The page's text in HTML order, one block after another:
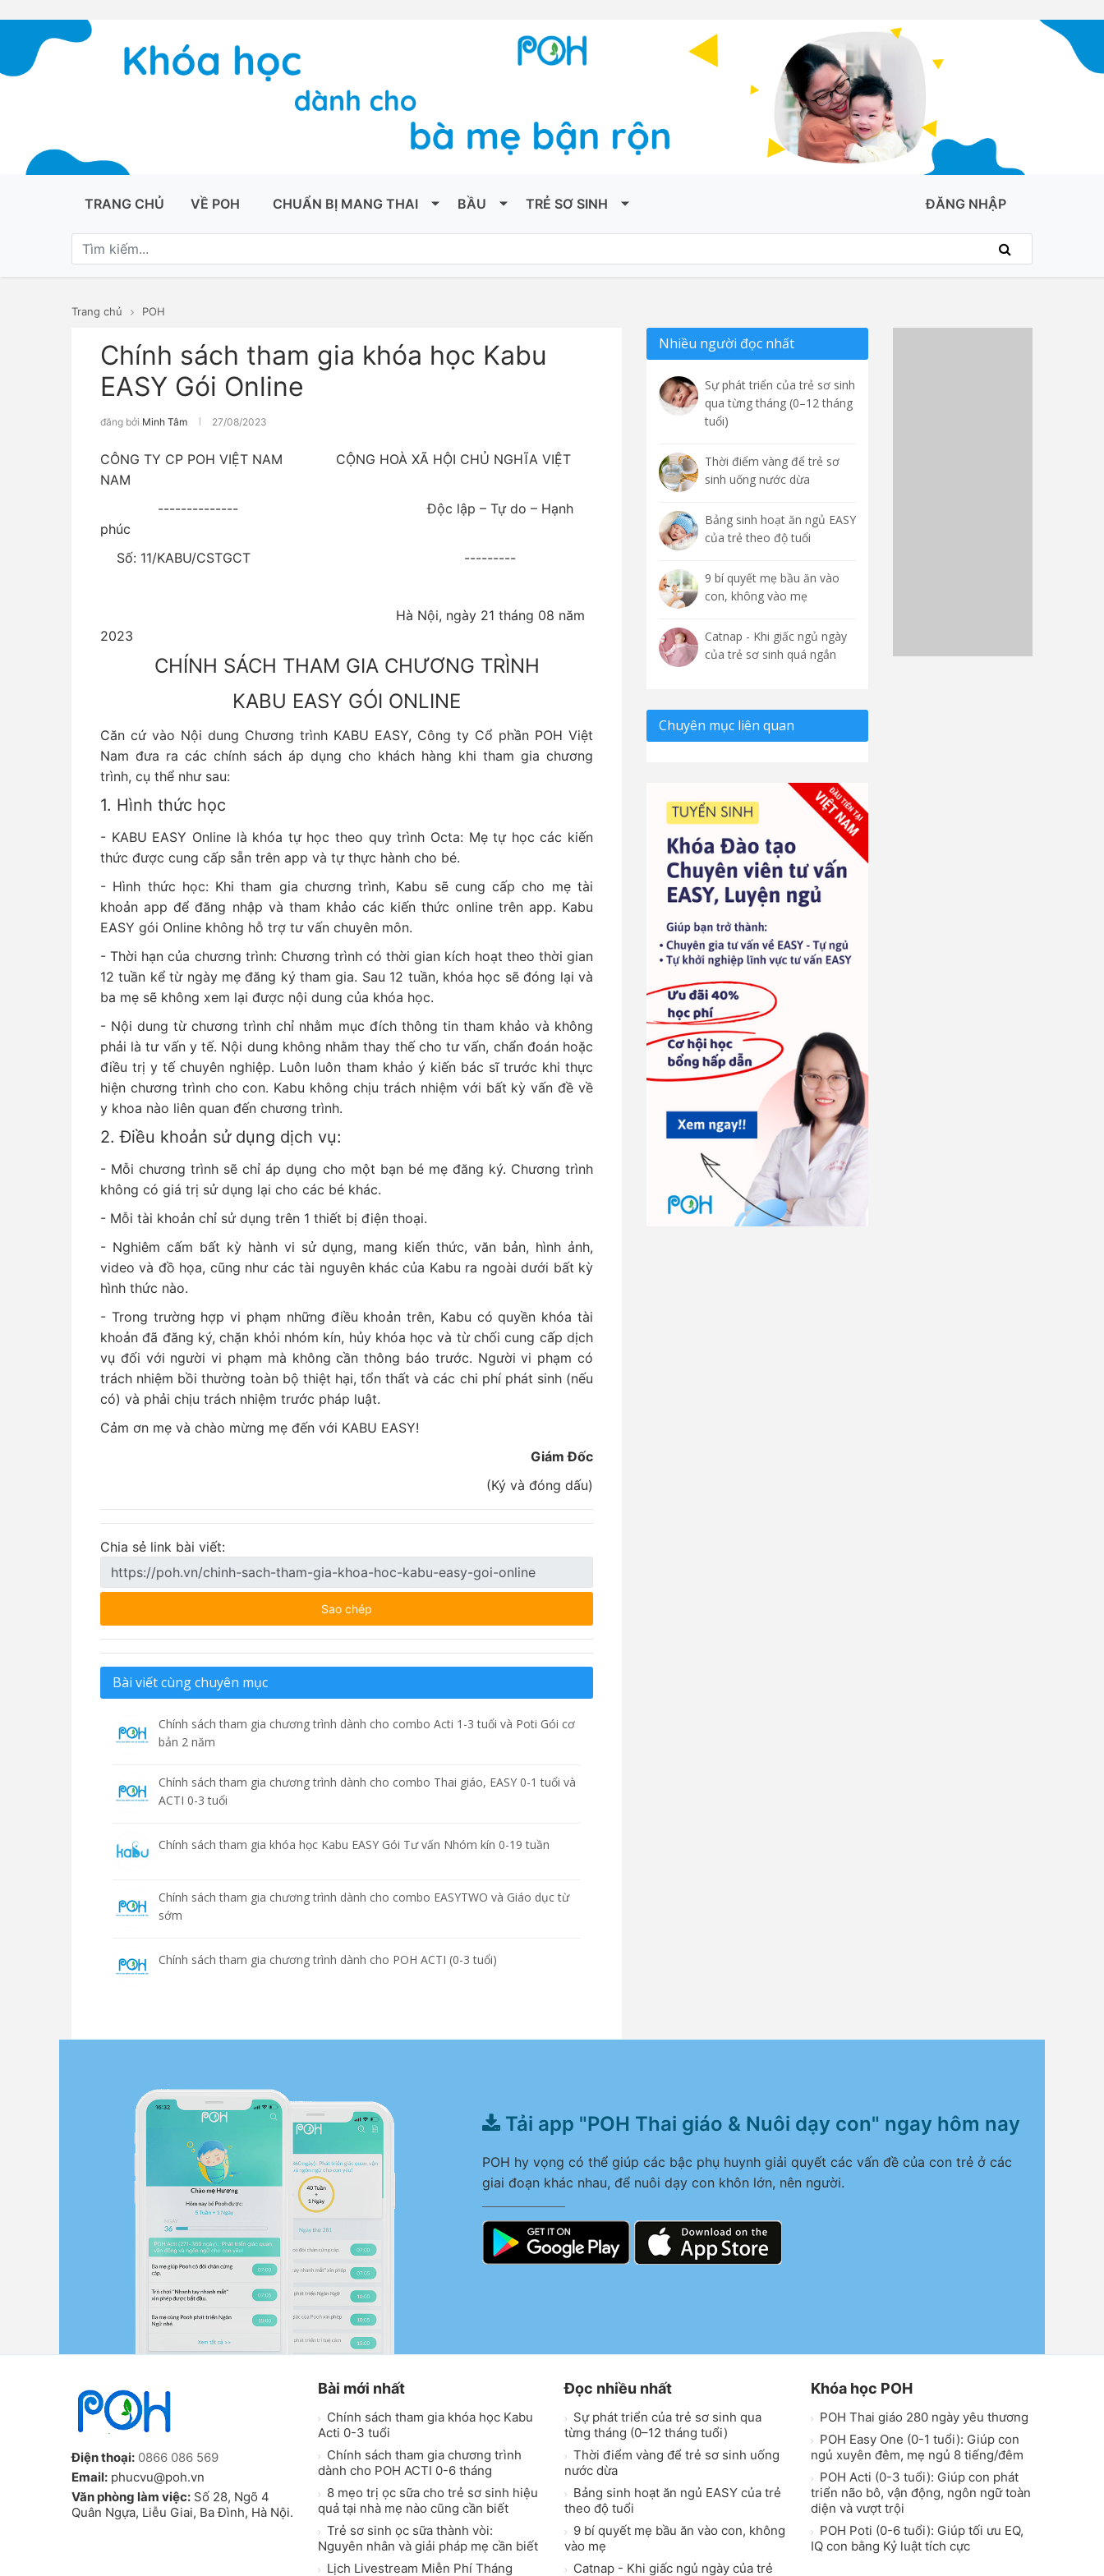
TRANG CHỦ VỀ POH CHUẨN BỊ MANG THAI BẦU TRẺ SƠ SINH ĐĂNG NHẬP
Trang chủ POH
Chính sách tham gia khóa học Kabu
EASY Gói Online
đăng bởi Minh Tâm 27/08/2023
CÔNG TY CP POH VIỆT NAM CỘNG HOÀ XÃ HỘI CHỦ NGHĨA VIỆT
NAM
-------------- Độc lập – Tự do – Hạnh
phúc
Số: 11/KABU/CSTGCT ---------
Hà Nội, ngày 21 tháng 08 năm
2023
CHÍNH SÁCH THAM GIA CHƯƠNG TRÌNH
KABU EASY GÓI ONLINE
Căn cứ vào Nội dung Chương trình KABU EASY, Công ty Cổ phần POH Việt
Nam đưa ra các chính sách áp dụng cho khách hàng khi tham gia chương
trình, cụ thể như sau:
1. Hình thức học
- KABU EASY Online là khóa tự học theo quy trình Octa: Mẹ tự học các kiến
thức được cung cấp sẵn trên app và tự thực hành cho bé.
- Hình thức học: Khi tham gia chương trình, Kabu sẽ cung cấp cho mẹ tài
khoản app để đăng nhập và tham khảo các kiến thức online trên app. Kabu
EASY gói Online không hỗ trợ tư vấn chuyên môn.
- Thời hạn của chương trình: Chương trình có thời gian kích hoạt theo thời gian
12 tuần kể từ ngày mẹ đăng ký tham gia. Sau 12 tuần, khóa học sẽ đóng lại và
ba mẹ sẽ không xem lại được nội dung của khóa học.
- Nội dung từ chương trình chỉ nhằm mục đích thông tin tham khảo và không
phải là tư vấn y tế. Nội dung không nhằm thay thế cho tư vấn, chẩn đoán hoặc
điều trị y tế chuyên nghiệp. Luôn luôn tham khảo ý kiến bác sĩ trước khi thực
hiện chương trình cho con. Kabu không chịu trách nhiệm với bất kỳ vấn đề về
y khoa nào liên quan đến chương trình.
2. Điều khoản sử dụng dịch vụ:
- Mỗi chương trình sẽ chỉ áp dụng cho một bạn bé mẹ đăng ký. Chương trình
không có giá trị sử dụng lại cho các bé khác.
- Mỗi tài khoản chỉ sử dụng trên 1 thiết bị điện thoại.
- Nghiêm cấm bất kỳ hành vi sử dụng, mang kiến thức, văn bản, hình ảnh,
video và đồ họa, cũng như các tài nguyên khác của Kabu ra ngoài dưới bất kỳ
hình thức nào.
- Trong trường hợp vi phạm những điều khoản trên, Kabu có quyền khóa tài
khoản đã đăng ký, chặn khỏi nhóm kín, hủy khóa học và từ chối cung cấp dịch
vụ đối với người vi phạm mà không cần thông báo trước. Người vi phạm có
trách nhiệm bồi thường toàn bộ thiệt hại, tổn thất và các chi phí phát sinh (nếu
có) và phải chịu trách nhiệm trước pháp luật.
Cảm ơn mẹ và chào mừng mẹ đến với KABU EASY!
Giám Đốc
(Ký và đóng dấu)
Chia sẻ link bài viết:
Sao chép
Bài viết cùng chuyên mục
Chính sách tham gia chương trình dành cho combo Acti 1-3 tuổi và Poti Gói cơ
bản 2 năm
Chính sách tham gia chương trình dành cho combo Thai giáo, EASY 0-1 tuổi và
ACTI 0-3 tuổi
Chính sách tham gia khóa học Kabu EASY Gói Tư vấn Nhóm kín 0-19 tuần
Chính sách tham gia chương trình dành cho combo EASYTWO và Giáo dục từ
sớm
Chính sách tham gia chương trình dành cho POH ACTI (0-3 tuổi)
Nhiều người đọc nhất
Sự phát triển của trẻ sơ sinh
qua từng tháng (0–12 tháng
tuổi)
Thời điểm vàng để trẻ sơ
sinh uống nước dừa
Bảng sinh hoạt ăn ngủ EASY
của trẻ theo độ tuổi
9 bí quyết mẹ bầu ăn vào
con, không vào mẹ
Catnap - Khi giấc ngủ ngày
của trẻ sơ sinh quá ngắn
Chuyên mục liên quan
Tải app "POH Thai giáo & Nuôi dạy con" ngay hôm nay
POH hy vọng có thể giúp các bậc phụ huynh giải quyết các vấn đề của con trẻ ở các
giai đoạn khác nhau, để nuôi dạy con khôn lớn, nên người.
Điện thoại: 0866 086 569
Email: phucvu@poh.vn
Văn phòng làm việc: Số 28, Ngõ 4
Quân Ngựa, Liễu Giai, Ba Đình, Hà Nội.
Bài mới nhất
Chính sách tham gia khóa học Kabu
Acti 0-3 tuổi
Chính sách tham gia chương trình
dành cho POH ACTI 0-6 tháng
8 mẹo trị ọc sữa cho trẻ sơ sinh hiệu
quả tại nhà mẹ nào cũng cần biết
Trẻ sơ sinh ọc sữa thành vòi:
Nguyên nhân và giải pháp mẹ cần biết
Lịch Livestream Miễn Phí Tháng
Đọc nhiều nhất
Sự phát triển của trẻ sơ sinh qua
từng tháng (0–12 tháng tuổi)
Thời điểm vàng để trẻ sơ sinh uống
nước dừa
Bảng sinh hoạt ăn ngủ EASY của trẻ
theo độ tuổi
9 bí quyết mẹ bầu ăn vào con, không
vào mẹ
Catnap - Khi giấc ngủ ngày của trẻ
Khóa học POH
POH Thai giáo 280 ngày yêu thương
POH Easy One (0-1 tuổi): Giúp con
ngủ xuyên đêm, mẹ ngủ 8 tiếng/đêm
POH Acti (0-3 tuổi): Giúp con phát
triển não bô, vận động, ngôn ngữ toàn
diện và vượt trội
POH Poti (0-6 tuổi): Giúp tối ưu EQ,
IQ con bằng Kỷ luật tích cực